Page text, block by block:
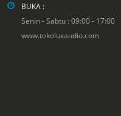
BUKA :
Senin - Sabtu : 09:00 - 17:00
www.tokoluxaudio.com